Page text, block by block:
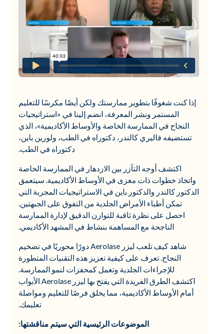
إذا كنت شغوفًا بتطوير ممارستك ولكن أيضًا مكرسًا للتعليم
المستمر ونشر المعرفة، انضم إلينا في «استراتيجيات
النجاح في الممارسة الخاصة والأوساط الأكاديمية»، الذي
تستضيفه فاليري كالندر، دكتوراه في الطب، ولورين باين،
دكتوراه في الطب.
اكتشف أوجه التآزر بين الازدهار في الممارسة الخاصة
واتخاذ خطوات ذات مغزى في الأوساط الأكاديمية. سيتعمق
الدكتور كالندر والدكتور باين في الاستراتيجيات المجربة التي
تمكن أطباء الأمراض الجلدية من التفوق على الجبهتين.
احصل على نظرة ثاقبة للتوازن الدقيق لإدارة الممارسة
الناجحة مع المساهمة بنشاط في المشهد الأكاديمي.
شاهد كيف تلعب ليزر Aerolase دورًا محوريًا في تضخيم
النجاح. تعرف على كيفية تعزيز هذه التقنيات المتطورة
للإجراءات الجلدية وتعمل كمحفزات لنمو الممارسة.
اكتشف الطرق الفريدة التي يفتح بها ليزر Aerolase الأبواب
أمام الأوساط الأكاديمية، مما يخلق فرصًا للتعليم ومواصلة
تعليمك.
الموضوعات الرئيسية التي سيتم مناقشتها: